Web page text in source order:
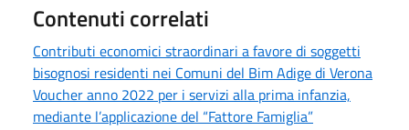
Contenuti correlati
Contributi economici straordinari a favore di soggetti
bisognosi residenti nei Comuni del Bim Adige di Verona
Voucher anno 2022 per i servizi alla prima infanzia,
mediante l’applicazione del “Fattore Famiglia”